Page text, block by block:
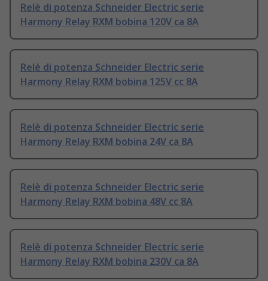
Relè di potenza Schneider Electric serie
Harmony Relay RXM bobina 120V ca 8A
Relè di potenza Schneider Electric serie
Harmony Relay RXM bobina 125V cc 8A
Relè di potenza Schneider Electric serie
Harmony Relay RXM bobina 24V ca 8A
Relè di potenza Schneider Electric serie
Harmony Relay RXM bobina 48V cc 8A
Relè di potenza Schneider Electric serie
Harmony Relay RXM bobina 230V ca 8A